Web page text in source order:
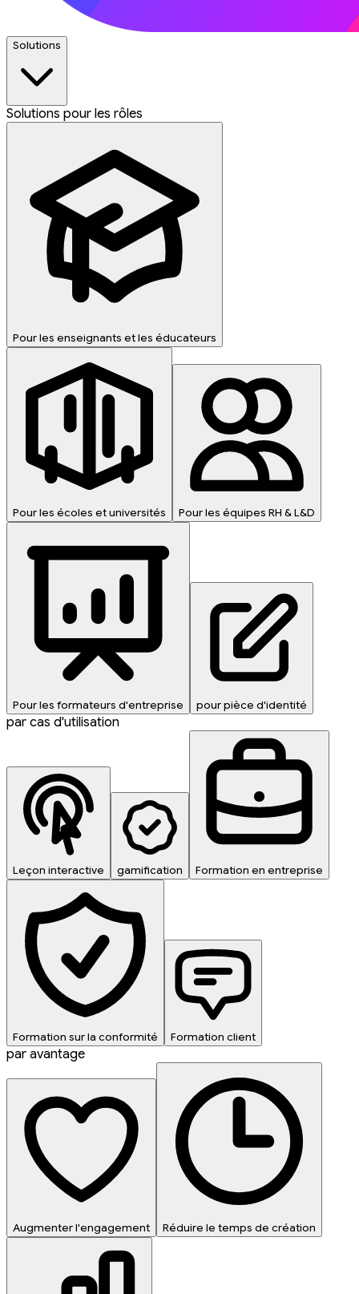
Solutions
Solutions pour les rôles
Pour les enseignants et les éducateurs
Pour les écoles et universités Pour les équipes RH & L&D
Pour les formateurs d'entreprise pour pièce d'identité
par cas d'utilisation
Leçon interactive gamification Formation en entreprise
Formation sur la conformité Formation client
par avantage
Augmenter l'engagement Réduire le temps de création